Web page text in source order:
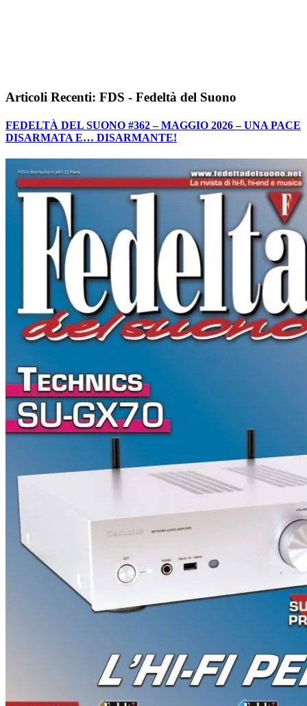
Articoli Recenti: FDS - Fedeltà del Suono
FEDELTÀ DEL SUONO #362 – MAGGIO 2026 – UNA PACE
DISARMATA E… DISARMANTE!